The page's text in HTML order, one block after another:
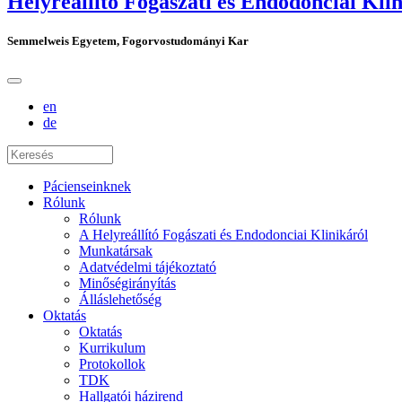
Semmelweis Egyetem, Fogorvostudományi Kar
en
de
Pácienseinknek
Rólunk
Rólunk
A Helyreállító Fogászati és Endodonciai Klinikáról
Munkatársak
Adatvédelmi tájékoztató
Minőségirányítás
Álláslehetőség
Oktatás
Oktatás
Kurrikulum
Protokollok
TDK
Hallgatói házirend